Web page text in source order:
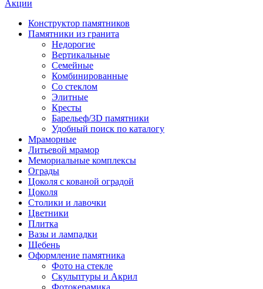
Акции
Конструктор памятников
Памятники из гранита
Недорогие
Вертикальные
Семейные
Комбинированные
Со стеклом
Элитные
Кресты
Барельеф/3D памятники
Удобный поиск по каталогу
Мраморные
Литьевой мрамор
Мемориальные комплексы
Ограды
Цоколя с кованой оградой
Цоколя
Столики и лавочки
Цветники
Плитка
Вазы и лампадки
Щебень
Оформление памятника
Фото на стекле
Скульптуры и Акрил